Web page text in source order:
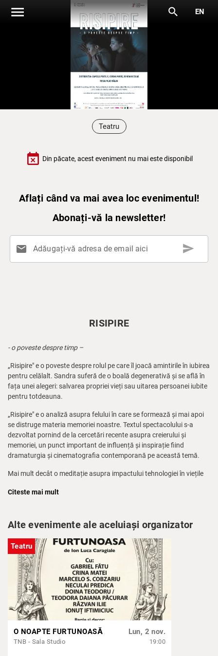
menu search EN
Teatru
event_busy Din păcate, acest eveniment nu mai este disponibil
Aflați când va mai avea loc evenimentul!
Abonați-vă la newsletter!
mail Adăugați-vă adresa de email aici send
RISIPIRE
- o poveste despre timp –
„Risipire" e o poveste despre rolul pe care îl joacă amintirile în iubirea
pentru celălalt. Sandra suferă de o boală degenerativă și se află în
fața unei alegeri: salvarea propriei vieți sau uitarea persoanei iubite
pentru totdeauna.
„Risipire" e o analiză asupra felului în care se formează și mai apoi
se distruge materia memoriei noastre. Textul spectacolului s-a
dezvoltat pornind de la cercetări recente asupra creierului și
memoriei, un punct important de influență și inspirație fiind
dramaturgia și cinematografia contemporană pe această temă.
Mai mult decât o meditație asupra impactului tehnologiei în viețile
locul în care „tu" și „eu" devin „noi", poate pentru totdeauna.
Regia: Vlad Bălan
Conceptul video:Constantin Ene Jr.
Light design:
Costi Baciu
Sound design:
Sever Andrei
Scenografia:
Miruna Croitoru
Grafica:Dan Bălan
Asistent filmare:Valeriu Ilisie
Cor:Camelia Pintilie, Cristina Juncu, Cristi Juncu, Mihai Mitrea,
Andreea Mera, Ana Maria Ivan, Irina Ștefan, Raluca Marinache
Citeste mai mult
Alte evenimente ale aceluiași organizator
Teatru
O NOAPTE FURTUNOASĂ
TNB - Sala Studio
Lun, 2 nov.
19:00